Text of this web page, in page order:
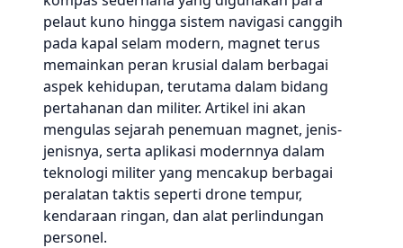
pelaut kuno hingga sistem navigasi canggih
pada kapal selam modern, magnet terus
memainkan peran krusial dalam berbagai
aspek kehidupan, terutama dalam bidang
pertahanan dan militer. Artikel ini akan
mengulas sejarah penemuan magnet, jenis-
jenisnya, serta aplikasi modernnya dalam
teknologi militer yang mencakup berbagai
peralatan taktis seperti drone tempur,
kendaraan ringan, dan alat perlindungan
personel.